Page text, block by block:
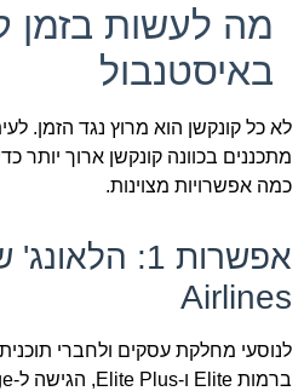
מה לעשות בזמן
באיסטנבול
לא כל קונקשן הוא מרוץ נגד הזמן.
מתכננים בכוונה קונקשן ארוך יותר
כמה אפשרויות מצוינות.
Airlines